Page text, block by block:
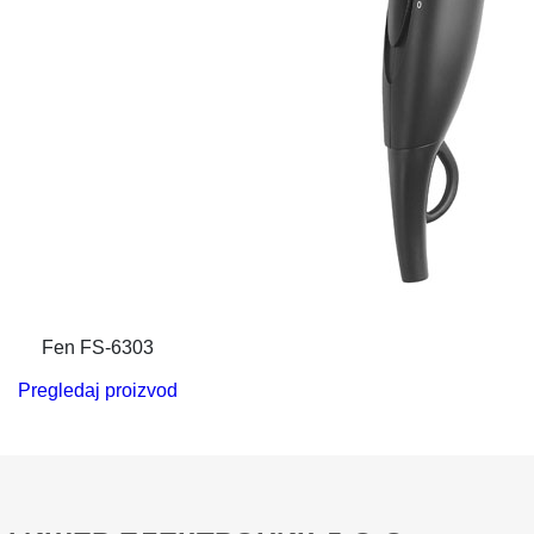
Fen FS-6303
Pregledaj proizvod